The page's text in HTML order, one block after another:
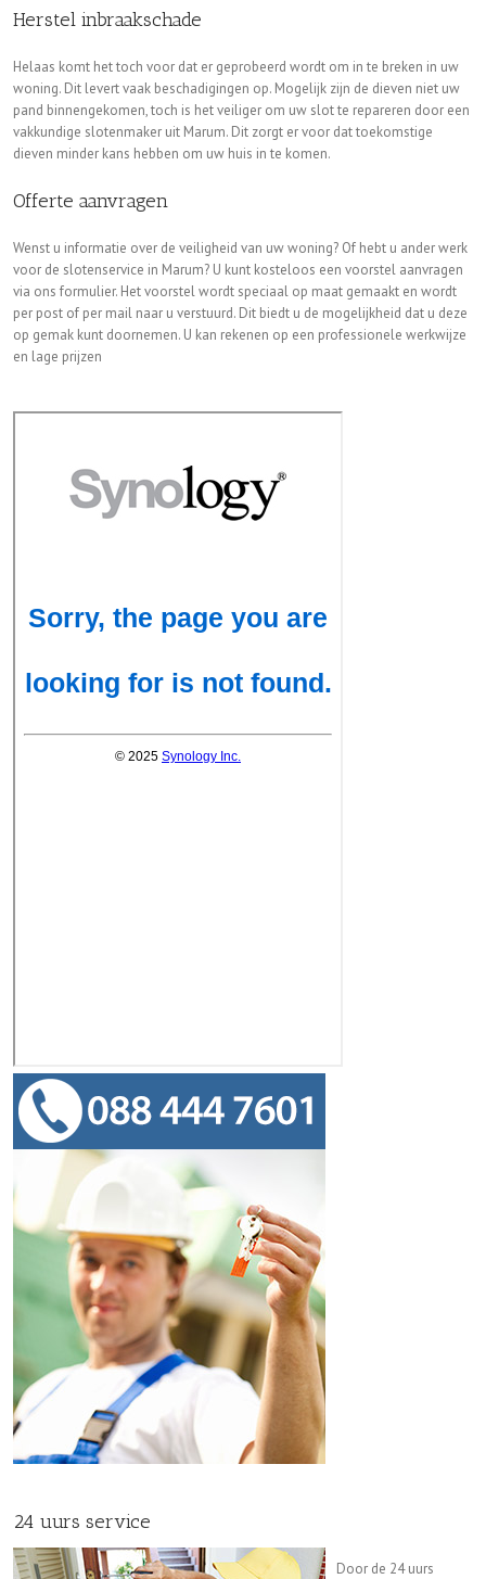
Herstel inbraakschade
Helaas komt het toch voor dat er geprobeerd wordt om in te breken in uw
woning. Dit levert vaak beschadigingen op. Mogelijk zijn de dieven niet uw
pand binnengekomen, toch is het veiliger om uw slot te repareren door een
vakkundige slotenmaker uit Marum. Dit zorgt er voor dat toekomstige
dieven minder kans hebben om uw huis in te komen.
Offerte aanvragen
Wenst u informatie over de veiligheid van uw woning? Of hebt u ander werk
voor de slotenservice in Marum? U kunt kosteloos een voorstel aanvragen
via ons formulier. Het voorstel wordt speciaal op maat gemaakt en wordt
per post of per mail naar u verstuurd. Dit biedt u de mogelijkheid dat u deze
op gemak kunt doornemen. U kan rekenen op een professionele werkwijze
en lage prijzen
24 uurs service
Door de 24 uurs